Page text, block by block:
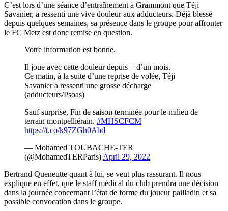
C’est lors d’une séance d’entraînement à Grammont que Téji
Savanier, a ressenti une vive douleur aux adducteurs. Déjà blessé
depuis quelques semaines, sa présence dans le groupe pour affronter
le FC Metz est donc remise en question.
Votre information est bonne.
Il joue avec cette douleur depuis + d’un mois.
Ce matin, à la suite d’une reprise de volée, Téji
Savanier a ressenti une grosse décharge
(adducteurs/Psoas)
Sauf surprise, Fin de saison terminée pour le milieu de
terrain montpelliérain. #MHSCFCM
https://t.co/k97ZGh0Abd
— Mohamed TOUBACHE-TER
(@MohamedTERParis)April 29, 2022
Bertrand Queneutte quant à lui, se veut plus rassurant. Il nous
explique en effet, que le staff médical du club prendra une décision
dans la journée concernant l’état de forme du joueur pailladin et sa
possible convocation dans le groupe.